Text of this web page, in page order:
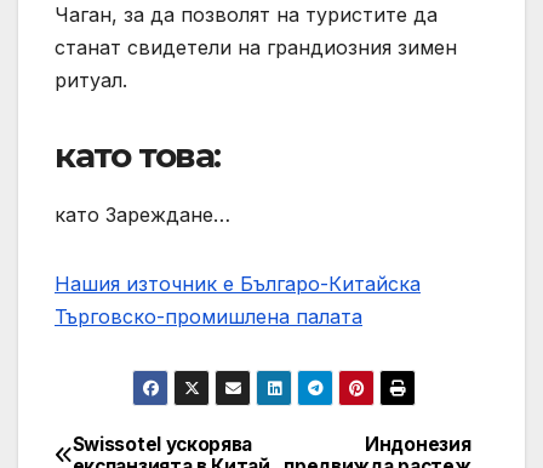
Чаган, за да позволят на туристите да
станат свидетели на грандиозния зимен
ритуал.
като това:
като Зареждане…
Нашия източник е Българо-Китайска
Търговско-промишлена палaта
Post
Индонезия
Swissotel ускорява